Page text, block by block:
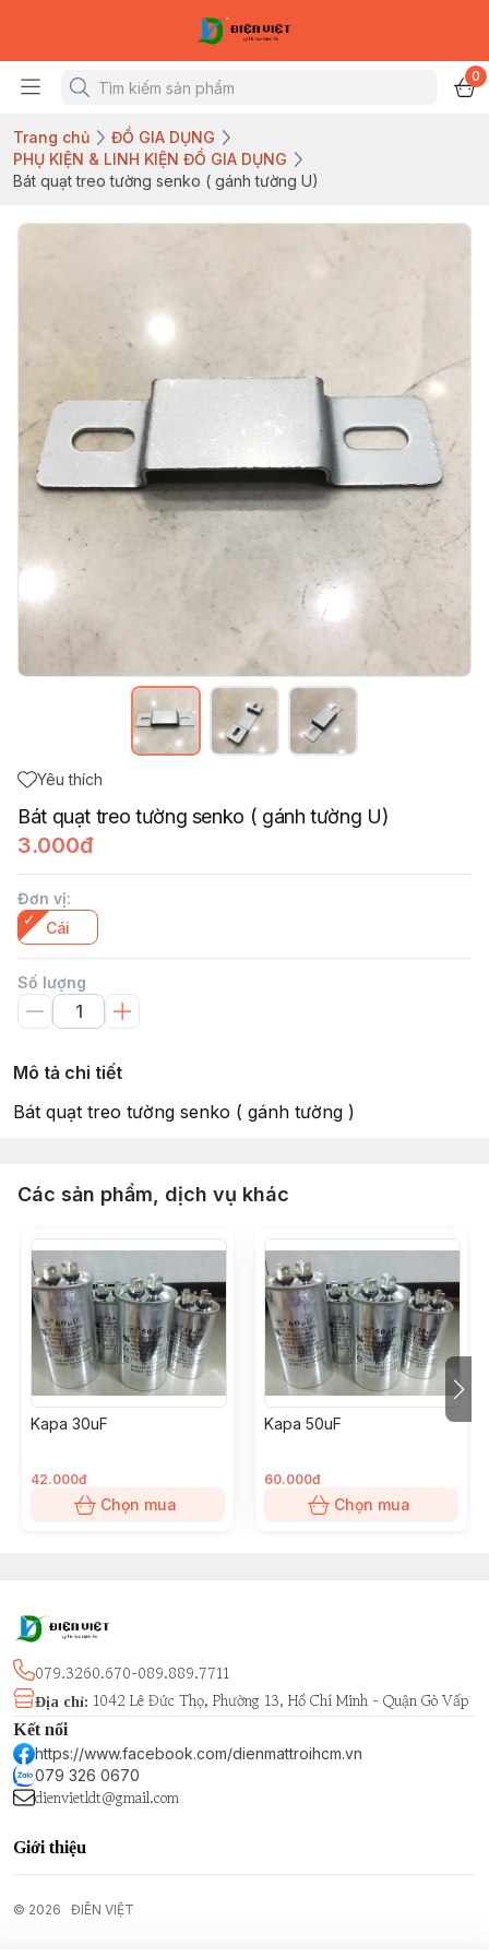
0
Trang chủ
ĐỒ GIA DỤNG
PHỤ KIỆN & LINH KIỆN ĐỒ GIA DỤNG
Bát quạt treo tường senko ( gánh tường U)
Yêu thích
Bát quạt treo tường senko ( gánh tường U)
3.000đ
Đơn vị:
Cái
Số lượng
Mô tả chi tiết
Bát quạt treo tường senko ( gánh tường )
Các sản phẩm, dịch vụ khác
Kapa 30uF
42.000đ
Chọn mua
Kapa 50uF
60.000đ
Chọn mua
079.3260.670-089.889.7711
Địa chỉ: 1042 Lê Đức Thọ, Phường 13, Hồ Chí Minh - Quận Gò Vấp
Kết nối
https://www.facebook.com/dienmattroihcm.vn
079 326 0670
dienvietldt@gmail.com
Giới thiệu
© 2026 ĐIÊN VIỆT